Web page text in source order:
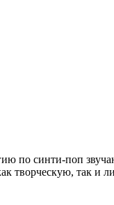
по синти-поп
творческую, так